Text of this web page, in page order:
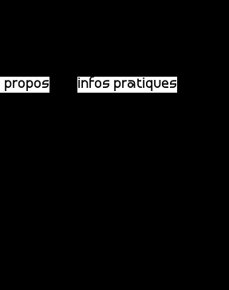
propos infos pratiques